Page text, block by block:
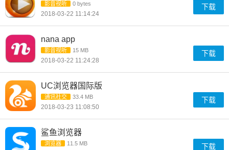
影音视听 0 bytes
2018-03-22 11:14:24
下载
nana app
影音视听 15 MB
2018-03-22 11:24:28
下载
UC浏览器国际版
通讯社交 33.4 MB
2018-03-23 11:08:50
下载
鲨鱼浏览器
浏览器 11.5 MB 下载